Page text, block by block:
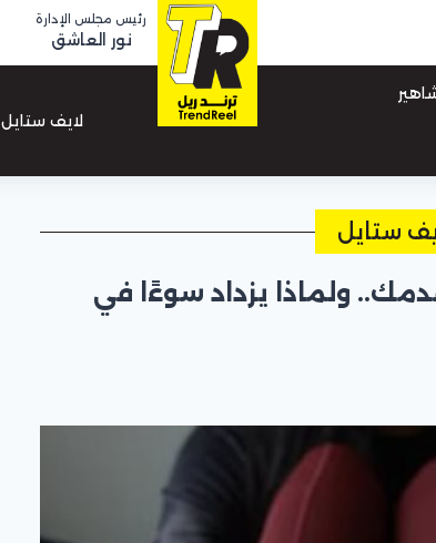
رئيس مجلس الإدارة
نور العاشق
لايف ستايل
ستايل
ولماذا يزداد سوءًا في